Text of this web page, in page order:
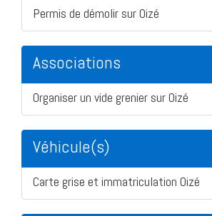
Permis de démolir sur Oizé
Associations
Organiser un vide grenier sur Oizé
Véhicule(s)
Carte grise et immatriculation Oizé